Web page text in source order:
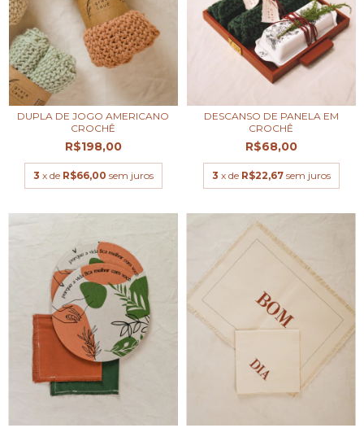
DUPLA DE JOGO AMERICANO
CROCHÊ
R$198,00
3 x de R$66,00 sem juros
DESCANSO DE PANELA EM
CROCHÊ
R$68,00
3 x de R$22,67 sem juros